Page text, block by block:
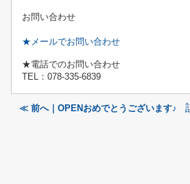
お問い合わせ
★メールでお問い合わせ
★電話でのお問い合わせ
TEL：078-335-6839
≪ 前へ｜OPENおめでとうございます♪